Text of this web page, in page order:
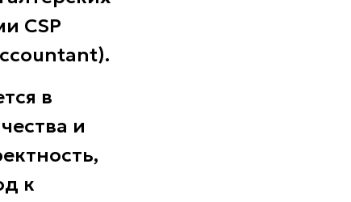
CSP
в
и
к